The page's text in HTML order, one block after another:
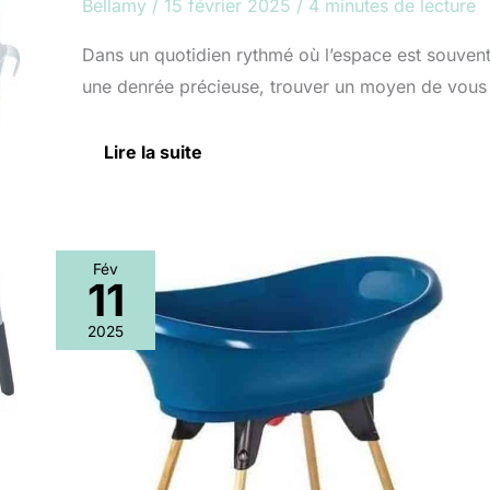
Bellamy / 15 février 2025 / 4 minutes de lecture
Dans un quotidien rythmé où l’espace est souvent
une denrée précieuse, trouver un moyen de vous
Lire la suite
Fév
11
2025
Test
du
pack
baignoire
Thermobaby